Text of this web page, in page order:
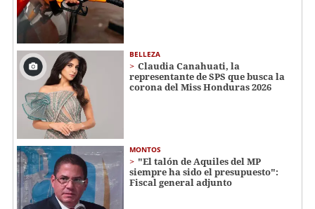
BELLEZA
Claudia Canahuati, la
representante de SPS que busca la
corona del Miss Honduras 2026
MONTOS
"El talón de Aquiles del MP
siempre ha sido el presupuesto":
Fiscal general adjunto